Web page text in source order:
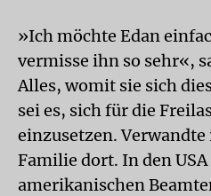
»Ich möchte Edan
vermisse ihn so sehr«,
Alles, womit sie sich
sei es, sich für die
einzusetzen.
Familie dort. In den
amerikanischen